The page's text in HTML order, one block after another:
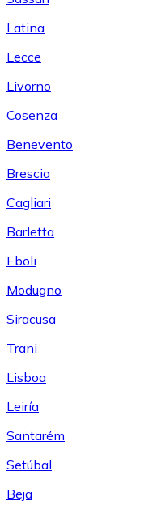
Latina
Lecce
Livorno
Cosenza
Benevento
Brescia
Cagliari
Barletta
Eboli
Modugno
Siracusa
Trani
Lisboa
Leiría
Santarém
Setúbal
Beja